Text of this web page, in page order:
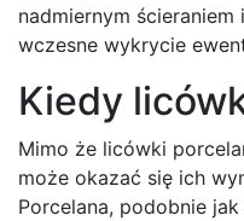
nadmiernym
wczesne wykrycie
Kiedy
Mimo że licówki
może okazać się ich
Porcelana, podobnie